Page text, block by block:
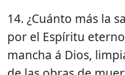
14. ¿Cuánto más la
por el Espíritu
mancha á Dios,